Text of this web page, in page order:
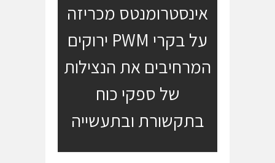
M
אינסטרומנטס מכריזה
על בקרי PWM ירוקים
המרחיבים את הנצילות
של ספקי כוח
בתקשורת ובתעשייה